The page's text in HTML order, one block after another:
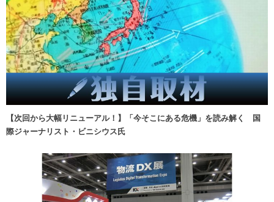
【次回から大幅リニューアル！】「今そこにある危機」を読み解く 国
際ジャーナリスト・ビニシウス氏